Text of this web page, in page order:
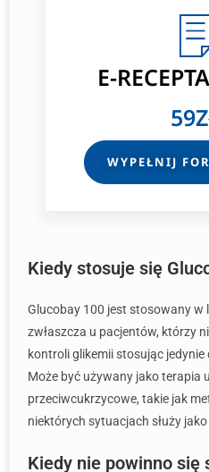
E-RECEPTA
WYPEŁNIJ
Kiedy stosuje się
Glucobay 100 jest stosowany w
zwłaszcza u pacjentów, którzy
kontroli glikemii stosując
Może być używany jako terapia
przeciwcukrzycowe, takie jak
niektórych sytuacjach służy
Kiedy nie powinno się